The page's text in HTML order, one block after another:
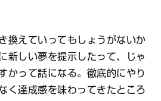
換えていってもしょうがないか
新しい夢を提示したって、じゃ
かって話になる。徹底的にやり
く達成感を味わってきたところ